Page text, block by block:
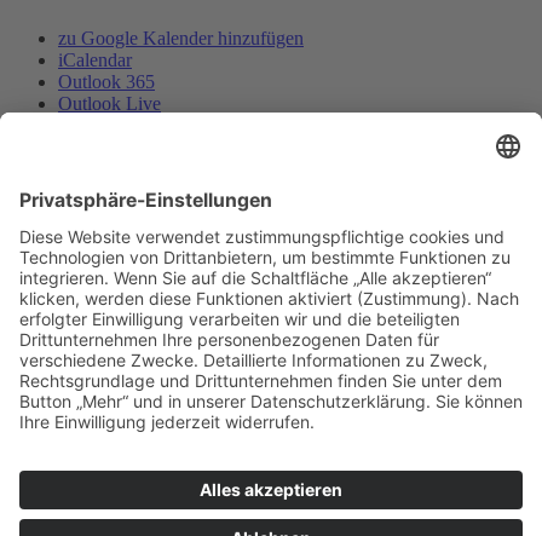
zu Google Kalender hinzufügen
iCalendar
Outlook 365
Outlook Live
Deutscher Alpenverein e.V.
Sektion Baden-Baden/Murgtal
Flugstraße 17
76532 Baden-Baden
Gewerbegebiet Oos-West
E-Mail senden
Telefon Geschäftsstelle:
07221 17200
Telefon Kletterhalle:
07221 968513
Newsletter abonnieren…
Kontakt